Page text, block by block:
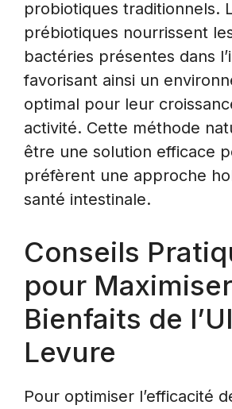
probiotiques traditionnels.
prébiotiques nourrissent
bactéries présentes dans
favorisant ainsi un
optimal pour leur
activité. Cette méthode
être une solution efficace
préfèrent une approche
santé intestinale.
Conseils
pour
Bienfaits de
Levure
Pour optimiser l’efficacité